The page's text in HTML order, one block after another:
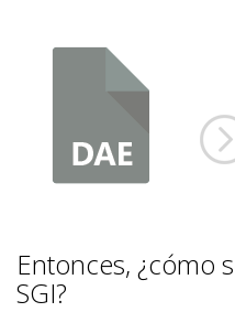
Entonces, ¿cómo
SGI?